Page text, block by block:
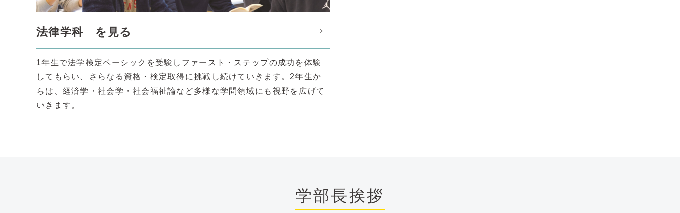
法律学科 を見る
1年生で法学検定ベーシックを受験しファースト・ステップの成功を体験
してもらい、さらなる資格・検定取得に挑戦し続けていきます。2年生か
らは、経済学・社会学・社会福祉論など多様な学問領域にも視野を広げて
いきます。
学部長挨拶